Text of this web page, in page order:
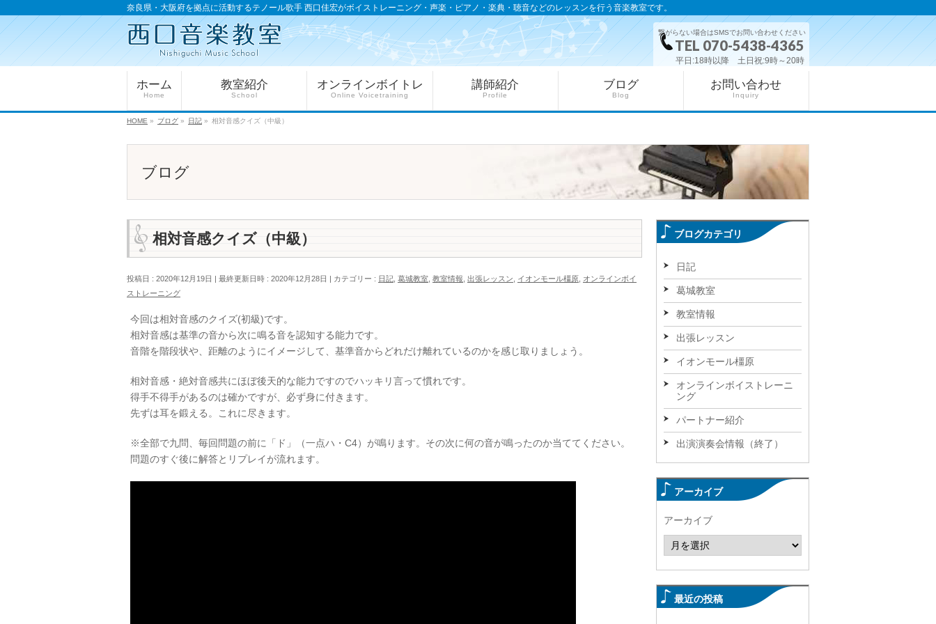
奈良県・大阪府を拠点に活動するテノール歌手 西口佳宏がボイストレーニング・声楽・ピアノ・楽典・聴音などのレッスンを行う音楽教室です。
繋がらない場合はSMSでお問い合わせください
TEL 070-5438-4365
平日:18時以降 土日祝:9時～20時
ホーム
Home
教室紹介
School
オンラインボイトレ
Online Voicetraining
講師紹介
Profile
ブログ
Blog
お問い合わせ
Inquiry
HOME » ブログ » 日記 » 相対音感クイズ（中級）
ブログ
相対音感クイズ（中級）
投稿日 : 2020年12月19日 最終更新日時 : 2020年12月28日 カテゴリー : 日記 葛城教室 教室情報 出張レッスン イオンモール橿原 オンラインボイ
ストレーニング
今回は相対音感のクイズ(初級)です。
相対音感は基準の音から次に鳴る音を認知する能力です。
音階を階段状や、距離のようにイメージして、基準音からどれだけ離れているのかを感じ取りましょう。
相対音感・絶対音感共にほぼ後天的な能力ですのでハッキリ言って慣れです。
得手不得手があるのは確かですが、必ず身に付きます。
先ずは耳を鍛える。これに尽きます。
※全部で九問、毎回問題の前に「ド」（一点ハ・C4）が鳴ります。その次に何の音が鳴ったのか当ててください。
問題のすぐ後に解答とリプレイが流れます。
ブログカテゴリ
日記
葛城教室
教室情報
出張レッスン
イオンモール橿原
オンラインボイストレーニ
ング
パートナー紹介
出演演奏会情報（終了）
アーカイブ
アーカイブ
最近の投稿